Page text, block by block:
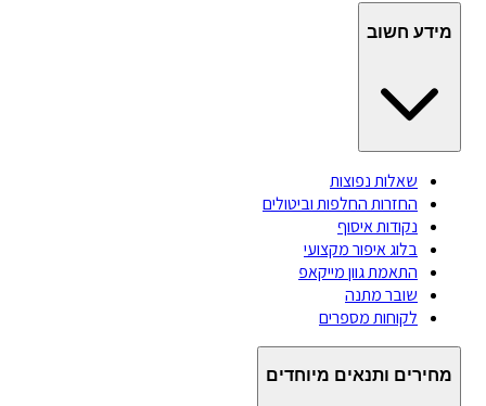
מידע חשוב
שאלות נפוצות
החזרות החלפות וביטולים
נקודות איסוף
בלוג איפור מקצועי
התאמת גוון מייקאפ
שובר מתנה
לקוחות מספרים
מחירים ותנאים מיוחדים